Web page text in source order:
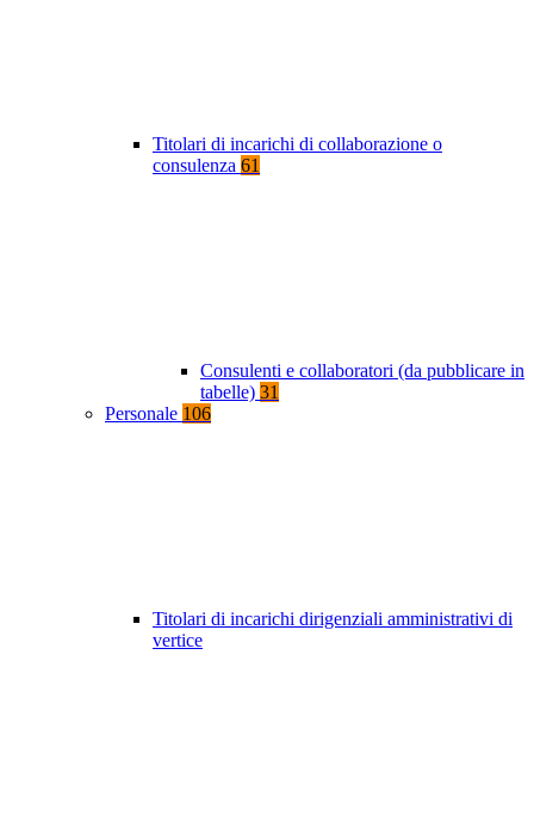
Titolari di incarichi di collaborazione o
consulenza 61
Consulenti e collaboratori (da pubblicare in
tabelle) 31
Personale 106
Titolari di incarichi dirigenziali amministrativi di
vertice